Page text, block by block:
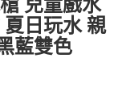
兒童戲水
日玩水 親
藍雙色